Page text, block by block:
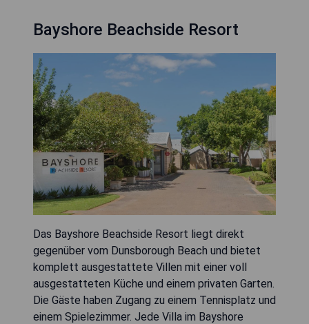
Bayshore Beachside Resort
Das Bayshore Beachside Resort liegt direkt
gegenüber vom Dunsborough Beach und bietet
komplett ausgestattete Villen mit einer voll
ausgestatteten Küche und einem privaten Garten.
Die Gäste haben Zugang zu einem Tennisplatz und
einem Spielezimmer. Jede Villa im Bayshore